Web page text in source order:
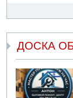
ДОСКА